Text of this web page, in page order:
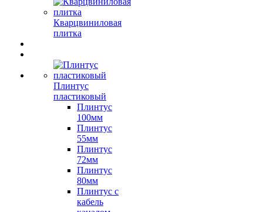
Кварцвиниловая
плитка
Плинтус
пластиковый
Плинтус
100мм
Плинтус
55мм
Плинтус
72мм
Плинтус
80мм
Плинтус с
кабель